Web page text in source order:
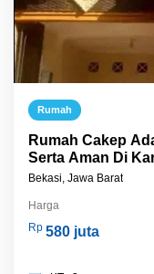
Rumah
Rumah Cakep
Serta Aman Di
Bekasi, Jawa Barat
Harga
Rp 580 juta